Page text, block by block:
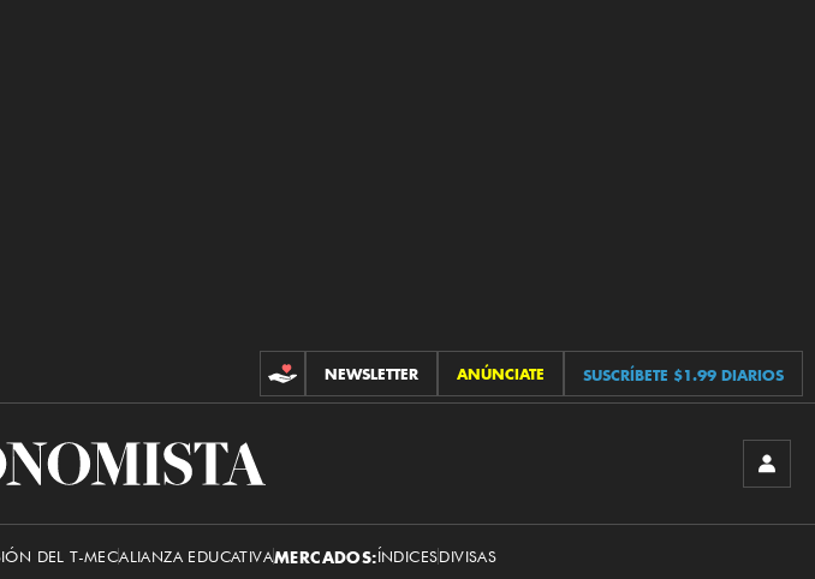
CONTRIBUCIONES
NEWSLETTER ANÚNCIATE SUSCRÍBETE $1.99 DIARIOS
El
DEL T-MECALIANZA EDUCATIVAMERCADOS:ÍNDICESDIVISAS